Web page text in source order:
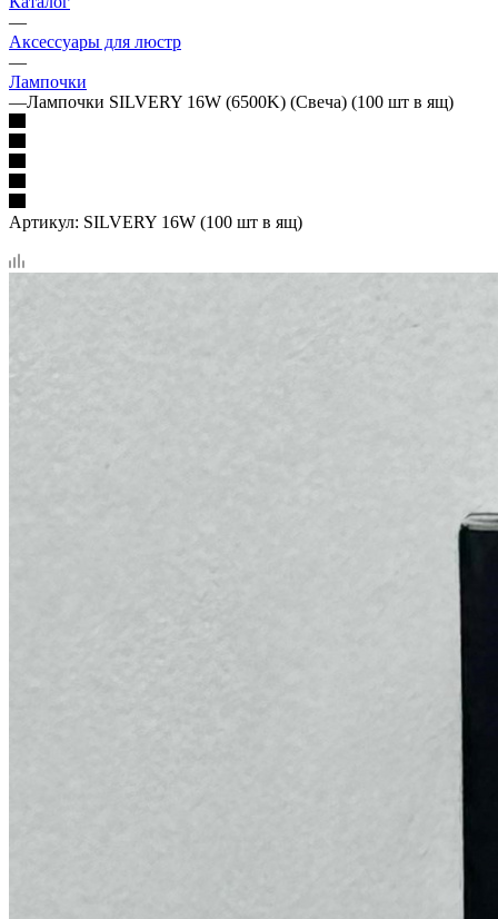
—
Аксессуары для люстр
—
Лампочки
—Лампочки SILVERY 16W (6500K) (Свеча) (100 шт в ящ)
Артикул: SILVERY 16W (100 шт в ящ)